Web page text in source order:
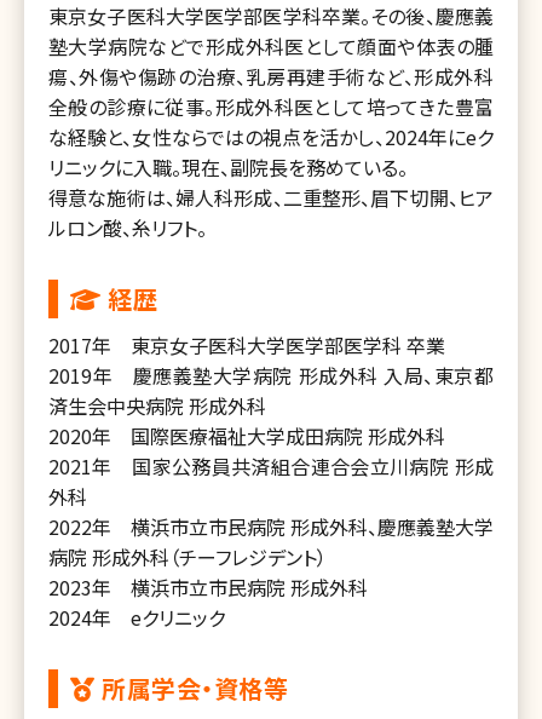
東京女子医科大学医学部医学科卒業。その後、慶應義
塾大学病院などで形成外科医として顔面や体表の腫
瘍、外傷や傷跡の治療、乳房再建手術など、形成外科
全般の診療に従事。形成外科医として培ってきた豊富
な経験と、女性ならではの視点を活かし、2024年にeク
リニックに入職。現在、副院長を務めている。
得意な施術は、婦人科形成、二重整形、眉下切開、ヒア
ルロン酸、糸リフト。
経歴
2017年 東京女子医科大学医学部医学科 卒業
2019年 慶應義塾大学病院 形成外科 入局、東京都
済生会中央病院 形成外科
2020年 国際医療福祉大学成田病院 形成外科
2021年 国家公務員共済組合連合会立川病院 形成
外科
2022年 横浜市立市民病院 形成外科、慶應義塾大学
病院 形成外科（チーフレジデント）
2023年 横浜市立市民病院 形成外科
2024年 eクリニック
所属学会・資格等